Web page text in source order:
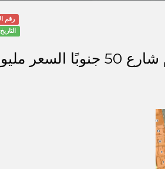
رقم
التاريخ
للبيع ارض تجارية في حي الصحافة (شرق المحدود) رقم 116/ب المساحة 500م شارع 50 جنوبًا